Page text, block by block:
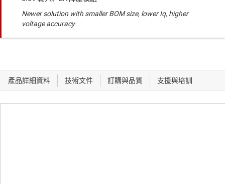
Newer solution with smaller BOM size, lower Iq, higher
voltage accuracy